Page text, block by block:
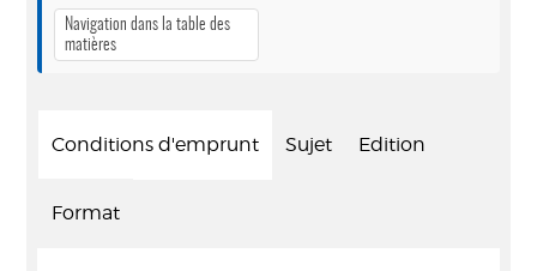
Navigation dans la table des
matières
Conditions d'emprunt Sujet Edition
Format